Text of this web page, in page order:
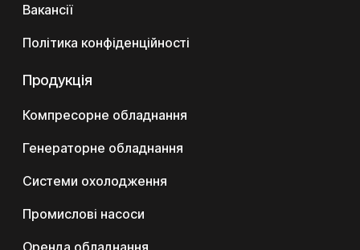
Вакансії
Політика конфіденційності
Продукція
Компресорне обладнання
Генераторне обладнання
Системи охолодження
Промислові насоси
Оренда обладнання